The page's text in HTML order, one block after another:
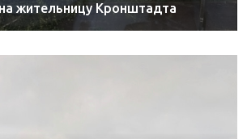
жительницу Кронштадта